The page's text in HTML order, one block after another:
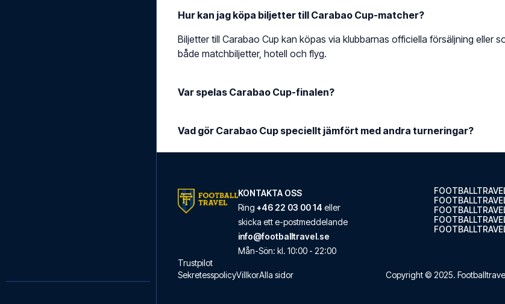
Hur kan jag köpa biljetter till Carabao Cup-matcher?
Biljetter till Carabao Cup kan köpas via klubbarnas officiella försäljning eller
både matchbiljetter, hotell och flyg.
Var spelas Carabao Cup-finalen?
Vad gör Carabao Cup speciellt jämfört med andra turneringar?
KONTAKTA OSS
Ring +46 22 03 00 14 eller
skicka ett e-postmeddelande
info@footballtravel.se
Mån-Sön: kl. 10:00 - 22:00
Trustpilot
SekretesspolicyVillkorAlla sidor Copyright © 2025.